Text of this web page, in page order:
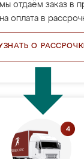
отдаём заказ в
оплата в
О